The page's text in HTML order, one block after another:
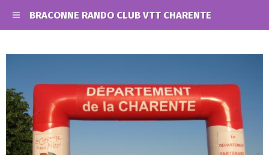
BRACONNE RANDO CLUB VTT CHARENTE